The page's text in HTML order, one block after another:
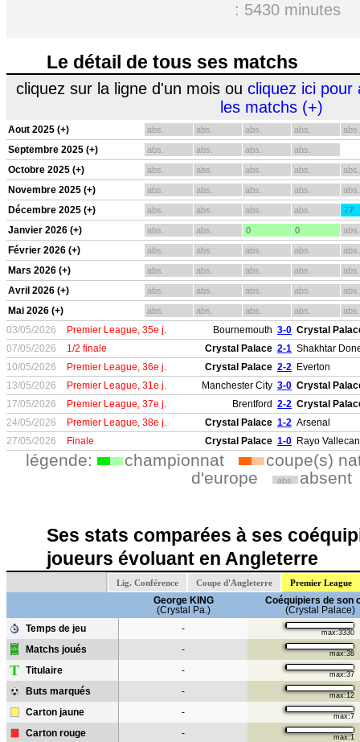
: 5430 minutes
Le détail de tous ses matchs
cliquez sur la ligne d'un mois ou cliquez ici pour
les matchs (+)
Aout 2025 (+) abs. abs. abs. abs. abs.
Septembre 2025 (+) abs. abs. abs. abs.
Octobre 2025 (+) abs. abs. abs. abs. abs.
Novembre 2025 (+) abs. abs. abs. abs. abs.
Décembre 2025 (+) abs. abs. abs. abs. 77
Janvier 2026 (+) abs. abs. 0 0 abs.
Février 2026 (+) abs. abs. abs. abs. abs.
Mars 2026 (+) abs. abs. abs. abs. abs.
Avril 2026 (+) abs. abs. abs. abs. abs.
Mai 2026 (+) abs. abs. abs. abs. abs.
03/05/2026 Premier League, 35e j. Bournemouth 3-0 Crystal
07/05/2026
1/2 finale Crystal Palace 2-1 Shakhtar
10/05/2026
Premier League, 36e j. Crystal Palace 2-2 Everton
13/05/2026
Premier League, 31e j. Manchester City 3-0 Crystal
17/05/2026
Premier League, 37e j. Brentford 2-2 Crystal
24/05/2026
Premier League, 38e j. Crystal Palace 1-2 Arsenal
27/05/2026
Finale Crystal Palace 1-0 Rayo
légende: championnat
coupe(s)
d'europe
abs. absent
Ses stats comparées à ses
joueurs évoluant en Angleterre
Lig. Conférence Coupe d'Angleterre Premier League
George KING
(Crystal Pa.)
Coéquipiers de son
(Crystal Palace)
Temps de jeu
- max:3330
Matchs joués - max:38
T Titulaire - max:37
Buts marqués - max:12
Carton jaune - max:7
Carton rouge - max:1